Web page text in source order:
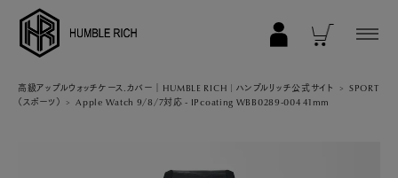
COLLECTION
高級アップルウォッチケース.カバー｜HUMBLE RICH | ハンブルリッチ公式サイト
SPORT
（スポーツ）
Apple Watch 9/8/7対応 - IPcoating WBB0289-004 41mm